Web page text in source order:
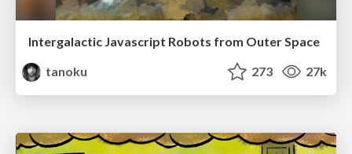
Intergalactic Javascript Robots from Outer Space
tanoku
273 27k